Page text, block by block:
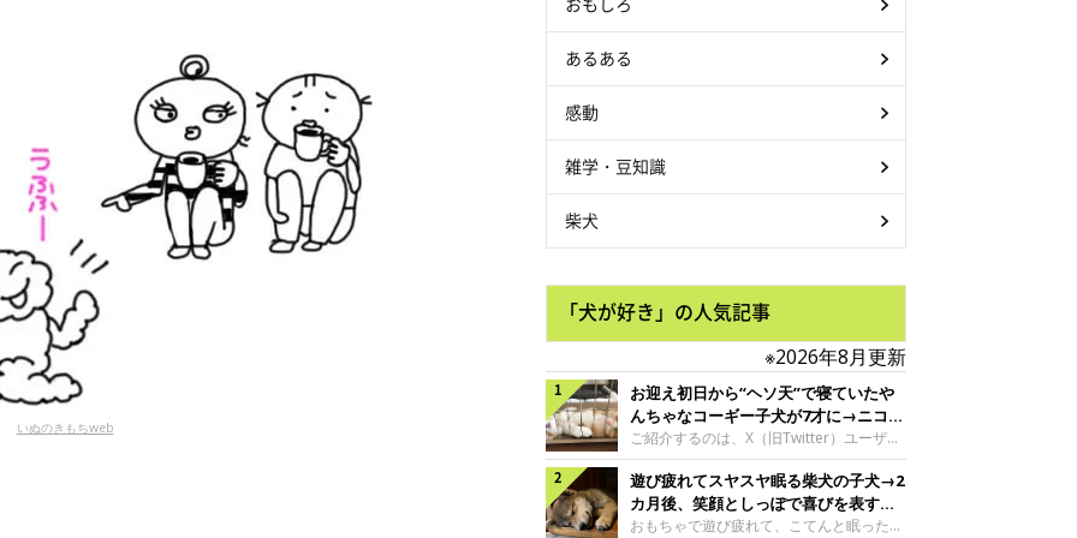
いぬのきもちweb
あるある
感動
雑学・豆知識
柴犬
「犬が好き」の人気記事
※2026年8月更新
お迎え初日から“ヘソ天”で寝ていたや
んちゃなコーギー子犬が7才に→ニコニ
コ“コーギースマイル”が魅力のコに成
長！
ご紹介するのは、X（旧Twitter）ユーザー
＠Kus1oKg2vsgdWS2さんの愛犬でウェル
シュ・コーギー・ペンブロークの神楽ちゃ
ん。今年の8月で7才になるという神楽ちゃ
んですが、いったいどんな子犬時代を過ご
遊び疲れてスヤスヤ眠る柴犬の子犬→2
カ月後、笑顔としっぽで喜びを表すコ
に成長！
おもちゃで遊び疲れて、こてんと眠った子